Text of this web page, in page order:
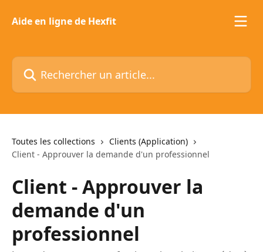
Aide en ligne de Hexfit
Rechercher un article...
Toutes les collections
Clients (Application)
Client - Approuver la demande d'un professionnel
Client - Approuver la
demande d'un
professionnel